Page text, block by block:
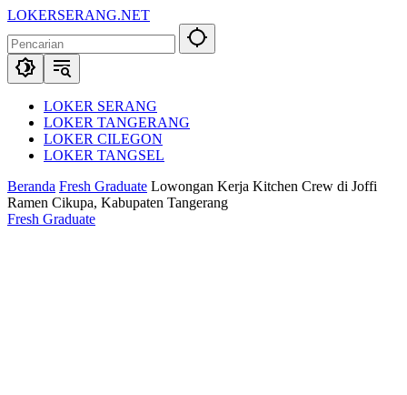
Langsung
konten
LOKERSERANG.NET
Lowongan
Kerja
Serang
SekitarnyaLOKER SERANG
LOKER TANGERANG
LOKER CILEGON
LOKER TANGSEL
Beranda Fresh Graduate Lowongan Kerja Kitchen Crew di Joffi
Ramen Cikupa, Kabupaten Tangerang
Fresh Graduate